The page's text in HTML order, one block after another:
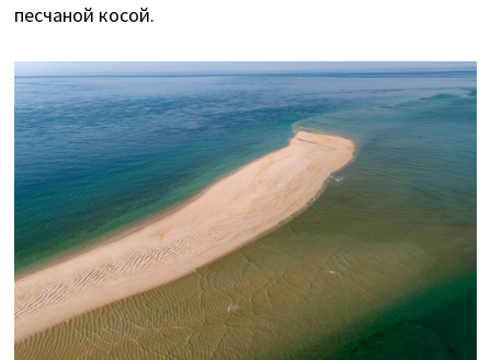
песчаной косой.